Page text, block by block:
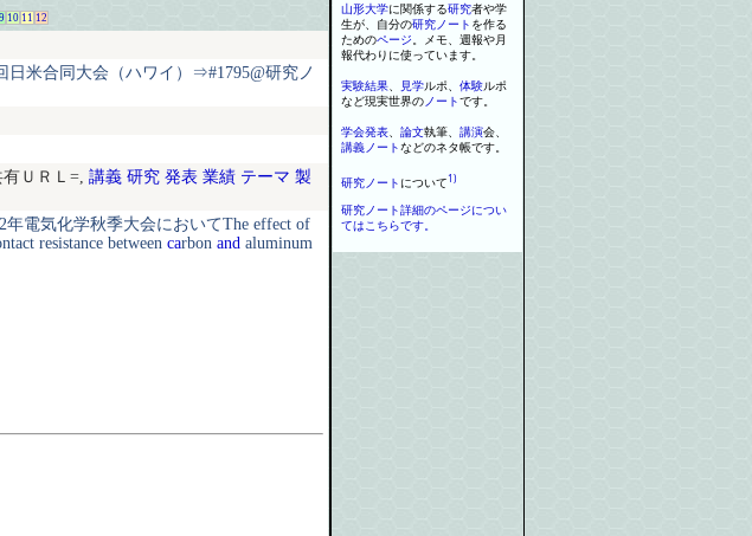
9 10 11 12
日米合同大会（ハワイ）⇒#1795@研究ノ
有ＵＲＬ=, 講義 研究 発表 業績 テーマ 製
年電気化学秋季大会においてThe effect of
resistance between carbon and aluminum
山形大学に関係する研究者や学
生が、 自分の研究ノート を作る
ためのページ。 メモ、 週報や月
報代わりに使っています。
実験結果、 見学ルポ、 体験ルポ
など現実世界のノートです。
学会発表、 論文執筆、 講演会、
講義ノートなどのネタ帳です。
研究ノート について1)
研究ノート詳細のページについ
てはこちらです。